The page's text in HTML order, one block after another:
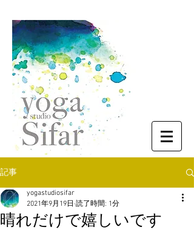
記事
晴れだけで嬉しいです
yogastudiosifar
2021年9月19日 読了時間: 1分